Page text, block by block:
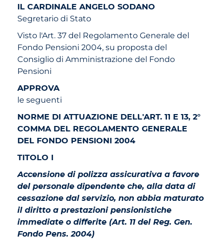
IL CARDINALE ANGELO SODANO
Segretario di Stato
Visto l'Art. 37 del Regolamento Generale del
Fondo Pensioni 2004, su proposta del
Consiglio di Amministrazione del Fondo
Pensioni
APPROVA
le seguenti
NORME DI ATTUAZIONE DELL'ART. 11 E 13, 2°
COMMA DEL REGOLAMENTO GENERALE
DEL FONDO PENSIONI 2004
TITOLO I
Accensione di polizza assicurativa a favore
del personale dipendente che, alla data di
cessazione dal servizio, non abbia maturato
il diritto a prestazioni pensionistiche
immediate o differite (Art. 11 del Reg. Gen.
Fondo Pens. 2004)